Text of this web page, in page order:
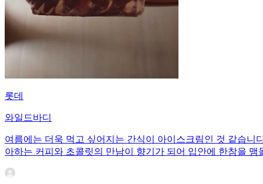
롯데
와일드바디
여름에는 더욱 먹고 싶어지는 간식이 아이스크림인 것 같습
아하는 커피와 초콜릿의 만남이 향기가 되어 입안에 한참을 맴